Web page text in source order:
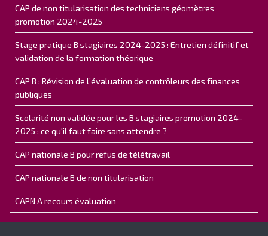
CAP de non titularisation des techniciens géomètres
promotion 2024-2025
Stage pratique B stagiaires 2024-2025 : Entretien définitif et
validation de la formation théorique
CAP B : Révision de l’évaluation de contrôleurs des finances
publiques
Scolarité non validée pour les B stagiaires promotion 2024-
2025 : ce qu'il faut faire sans attendre ?
CAP nationale B pour refus de télétravail
CAP nationale B de non titularisation
CAPN A recours évaluation